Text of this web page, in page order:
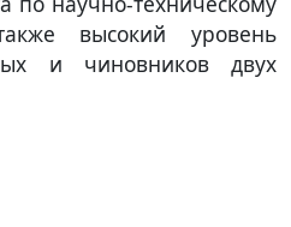
высокий уровень
и чиновников двух